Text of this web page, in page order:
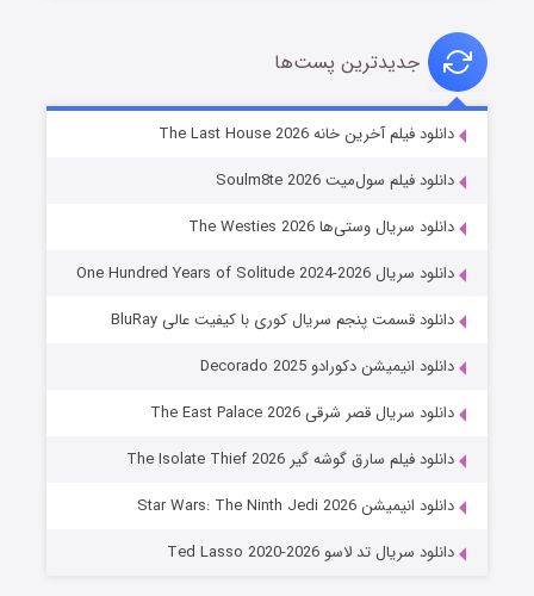
شوگر فصل ۲
خاندان اژدها فصل ۳
قسمت۶ (زیرنویس) منتشر شد
جدیدترین پست‌ها
دانلود فیلم آخرین خانه The Last House 2026
دانلود فیلم سول‌میت Soulm8te 2026
دانلود سریال وستی‌ها The Westies 2026
دانلود سریال One Hundred Years of Solitude 2024-2026
دانلود قسمت پنجم سریال کوری با کیفیت عالی BluRay
دانلود انیمیشن دکورادو Decorado 2025
دانلود سریال قصر شرقی The East Palace 2026
دانلود فیلم سارق گوشه گیر The Isolate Thief 2026
دانلود انیمیشن Star Wars: The Ninth Jedi 2026
دانلود سریال تد لاسو Ted Lasso 2020-2026